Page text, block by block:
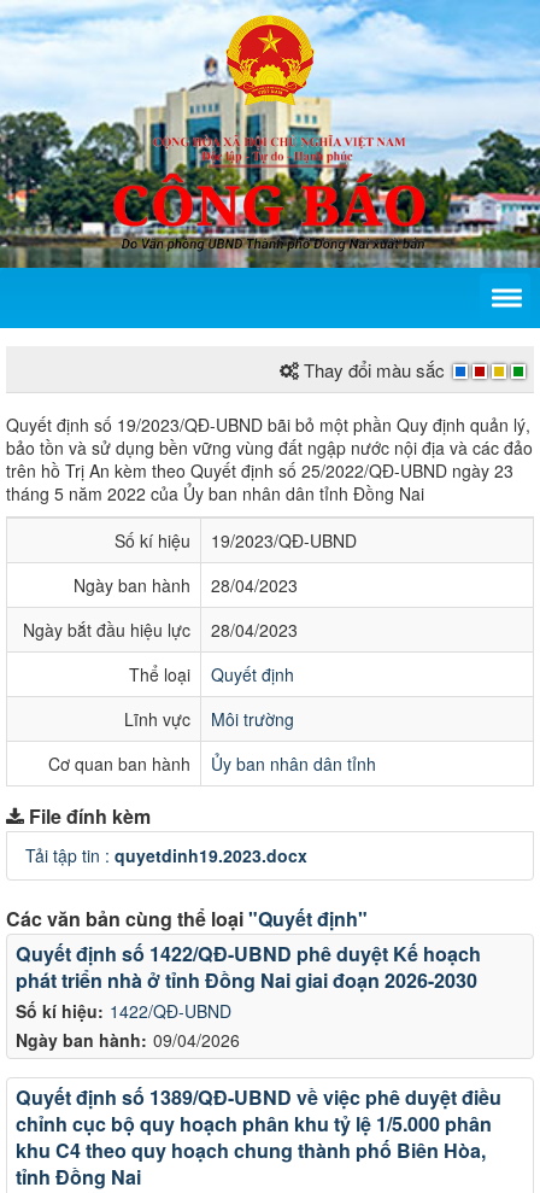
Thay đổi màu sắc
Quyết định số 19/2023/QĐ-UBND của Ủy ban nhân
Quyết định số 19/2023/QĐ-UBND bãi bỏ một phần Quy định quản lý,
bảo tồn và sử dụng bền vững vùng đất ngập nước nội địa và các đảo
trên hồ Trị An kèm theo Quyết định số 25/2022/QĐ-UBND ngày 23
tháng 5 năm 2022 của Ủy ban nhân dân tỉnh Đồng Nai
Số kí hiệu
19/2023/QĐ-UBND
Ngày ban hành
28/04/2023
Ngày bắt đầu hiệu lực
28/04/2023
Thể loại
Quyết định
Lĩnh vực
Môi trường
Cơ quan ban hành
Ủy ban nhân dân tỉnh
File đính kèm
Tải tập tin : quyetdinh19.2023.docx
Các văn bản cùng thể loại"Quyết định"
Số kí hiệu: 1422/QĐ-UBND
Ngày ban hành: 09/04/2026
Quyết định số 1422/QĐ-UBND phê duyệt Kế hoạch
phát triển nhà ở tỉnh Đồng Nai giai đoạn 2026-2030
Quyết định số 1389/QĐ-UBND về việc phê duyệt điều
chỉnh cục bộ quy hoạch phân khu tỷ lệ 1/5.000 phân
khu C4 theo quy hoạch chung thành phố Biên Hòa,
tỉnh Đồng Nai